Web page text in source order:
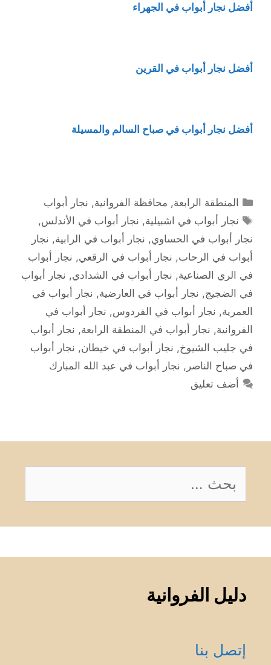
أفضل نجار أبواب في الجهراء
أفضل نجار أبواب في القرين
أفضل نجار أبواب في صباح السالم والمسيلة
التصنيفات
المنطقة الرابعة, محافظة الفروانية, نجار أبواب
الوسوم
نجار أبواب في اشبيلية, نجار أبواب في الأندلس,
نجار أبواب في الحساوي, نجار أبواب في الرابية, نجار
أبواب في الرحاب, نجار أبواب في الرقعي, نجار أبواب
في الري الصناعية, نجار أبواب في الشدادي, نجار أبواب
في الضجيج, نجار أبواب في العارضية, نجار أبواب في
العمرية, نجار أبواب في الفردوس, نجار أبواب في
الفروانية, نجار أبواب في المنطقة الرابعة, نجار أبواب
في جليب الشيوخ, نجار أبواب في خيطان, نجار أبواب
في صباح الناصر , نجار أبواب في عبد الله المبارك
أضف تعليق
البحث
عن:
دليل الفروانية
إتصل بنا